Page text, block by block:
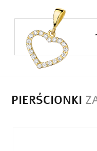
PIERŚCIONKI